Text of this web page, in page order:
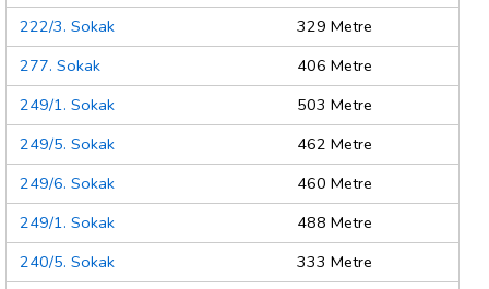
222/3. Sokak
329 Metre
277. Sokak
406 Metre
249/1. Sokak
503 Metre
249/5. Sokak
462 Metre
249/6. Sokak
460 Metre
249/1. Sokak
488 Metre
240/5. Sokak
333 Metre